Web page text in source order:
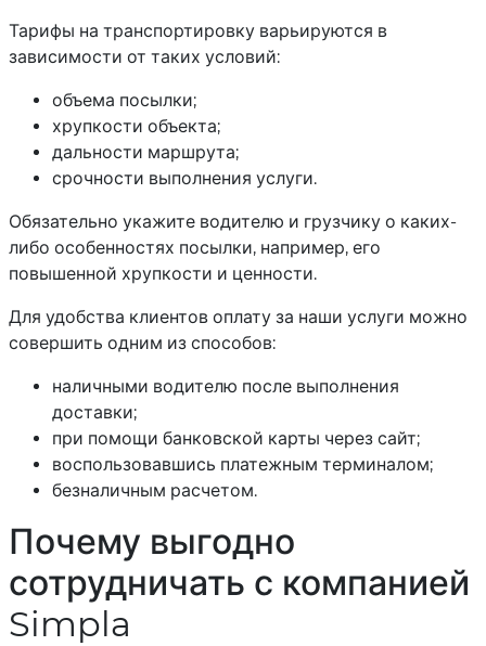
Тарифы на транспортировку варьируются в
зависимости от таких условий:
объема посылки;
хрупкости объекта;
дальности маршрута;
срочности выполнения услуги.
Обязательно укажите водителю и грузчику о каких-
либо особенностях посылки, например, его
повышенной хрупкости и ценности.
Для удобства клиентов оплату за наши услуги можно
совершить одним из способов:
наличными водителю после выполнения
доставки;
при помощи банковской карты через сайт;
воспользовавшись платежным терминалом;
безналичным расчетом.
Почему выгодно
сотрудничать с компанией
Simpla